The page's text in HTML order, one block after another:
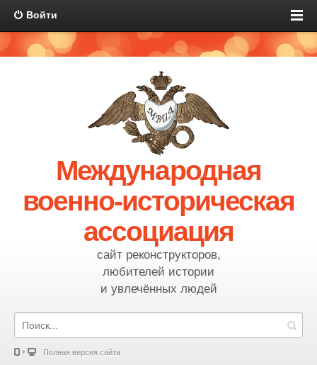
Войти
Международная
военно-историческая
ассоциация
сайт реконструкторов,
любителей истории
и увлечённых людей
Полная версия сайта